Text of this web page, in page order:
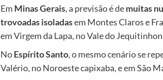
Em Minas Gerais, a previsão é demuitas
trovoadas isoladasem Montes Claros e
em Virgem da Lapa, no Vale do
NoEspírito Santo, o mesmo cenário se
Valério, no Noroeste capixaba, e em São